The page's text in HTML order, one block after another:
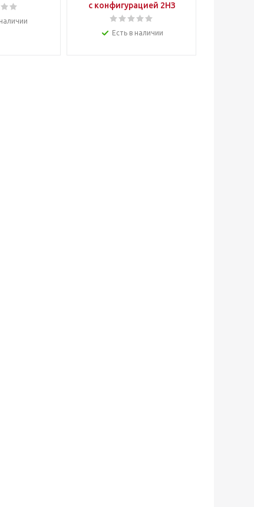
с конфигурацией 2НЗ
Есть в наличии